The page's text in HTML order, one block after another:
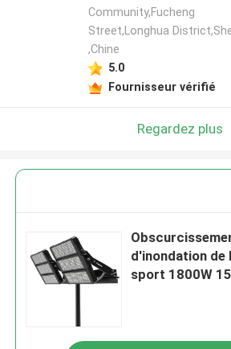
Community,Fucheng
Street,Longhua
,Chine
5.0
Fournisseur vérifié
Regardez plus
d'inondation de
sport 1800W